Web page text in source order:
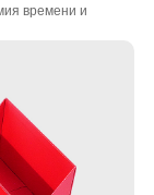
времени и